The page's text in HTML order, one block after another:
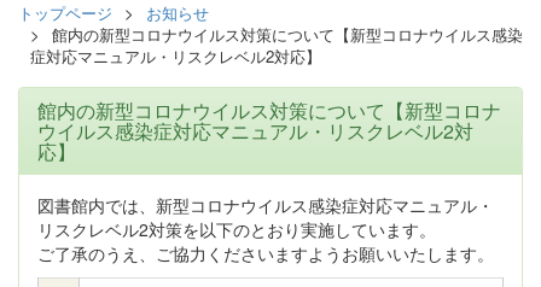
トップページ
お知らせ
館内の新型コロナウイルス対策について【新型コロナウイルス感染
症対応マニュアル・リスクレベル2対応】
館内の新型コロナウイルス対策について【新型コロナ
ウイルス感染症対応マニュアル・リスクレベル2対
応】
図書館内では、新型コロナウイルス感染症対応マニュアル・
リスクレベル2対策を以下のとおり実施しています。
ご了承のうえ、ご協力くださいますようお願いいたします。